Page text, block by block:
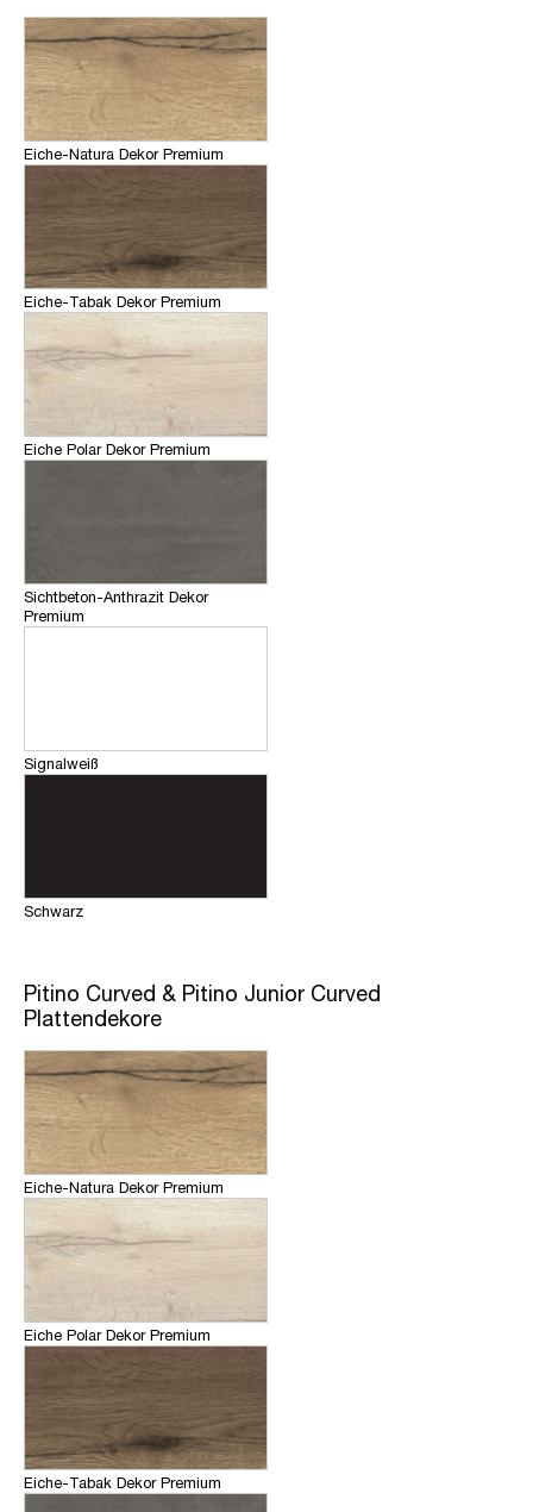
Eiche-Natura Dekor Premium
Eiche-Tabak Dekor Premium
Eiche Polar Dekor Premium
Sichtbeton-Anthrazit Dekor
Premium
Signalweiß
Schwarz
Pitino Curved & Pitino Junior Curved
Plattendekore
Eiche-Natura Dekor Premium
Eiche Polar Dekor Premium
Eiche-Tabak Dekor Premium